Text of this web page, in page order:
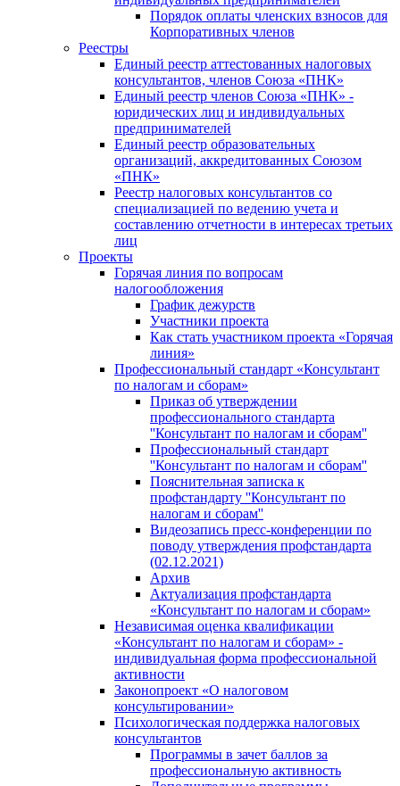
Порядок оплаты членских взносов для
Корпоративных членов
Реестры
Единый реестр аттестованных налоговых
консультантов, членов Союза «ПНК»
Единый реестр членов Союза «ПНК» -
юридических лиц и индивидуальных
предпринимателей
Единый реестр образовательных
организаций, аккредитованных Союзом
«ПНК»
Реестр налоговых консультантов со
специализацией по ведению учета и
составлению отчетности в интересах третьих
лиц
Проекты
Горячая линия по вопросам
налогообложения
График дежурств
Участники проекта
Как стать участником проекта «Горячая
линия»
Профессиональный стандарт «Консультант
по налогам и сборам»
Приказ об утверждении
профессионального стандарта
''Консультант по налогам и сборам''
Профессиональный стандарт
''Консультант по налогам и сборам''
Пояснительная записка к
профстандарту ''Консультант по
налогам и сборам''
Видеозапись пресс-конференции по
поводу утверждения профстандарта
(02.12.2021)
Архив
Актуализация профстандарта
«Консультант по налогам и сборам»
Независимая оценка квалификации
«Консультант по налогам и сборам» -
индивидуальная форма профессиональной
активности
Законопроект «О налоговом
консультировании»
Психологическая поддержка налоговых
консультантов
Программы в зачет баллов за
профессиональную активность